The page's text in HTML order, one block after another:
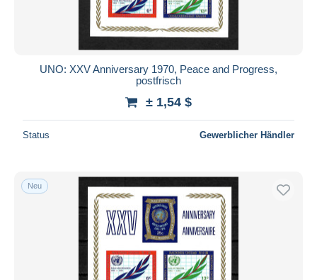
UNO: XXV Anniversary 1970, Peace and Progress,
postfrisch
± 1,54 $
Status Gewerblicher Händler
Neu